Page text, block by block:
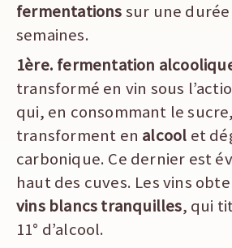
fermentationssur une durée
semaines.
1ère. fermentation
transformé en vin sous
qui, en consommant le
transforment en alcool et
carbonique. Ce dernier est
haut des cuves. Les vins
vins blancs tranquilles, qui
11° d’alcool.